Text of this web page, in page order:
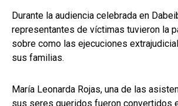
Durante la audiencia celebrada en
representantes de víctimas tuvieron la
sobre como las ejecuciones
sus familias.
María Leonarda Rojas, una de las
sus seres queridos fueron convertidos